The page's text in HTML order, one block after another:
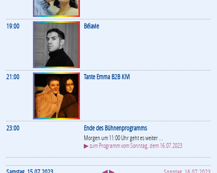
19:00 Bélavie
21:00 Tante Emma B2B KIVI
23:00 Ende des Bühnenprogramms
Morgen um 11:00 Uhr geht es weiter ...
▶ zum Programm vom Sonntag, dem 16.07.2023